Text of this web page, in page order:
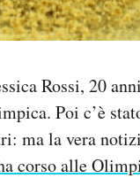
Rossi, 20
Poi c’è
ma la vera
corso alle